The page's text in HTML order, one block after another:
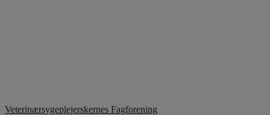
Veterinærsygeplejerskernes Fagforening